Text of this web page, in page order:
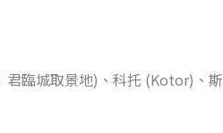
君臨城取景地)、科托 (Kotor)、斯